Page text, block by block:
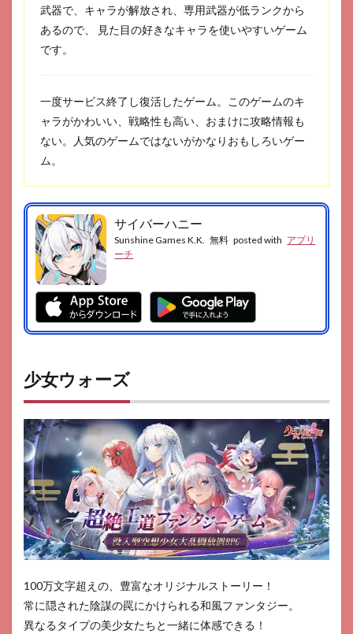
武器で、キャラが解放され、専用武器が低ランクから
あるので、 見た目の好きなキャラを使いやすいゲーム
です。
一度サービス終了し復活したゲーム。このゲームのキ
ャラがかわいい、戦略性も高い、おまけに攻略情報も
ない。人気のゲームではないがかなりおもしろいゲー
ム。
サイバーハニー
Sunshine Games K.K. 無料 posted with アプリ
ーチ
少女ウォーズ
100万文字超えの、豊富なオリジナルストーリー！
常に隠された陰謀の罠にかけられる和風ファンタジー。
異なるタイプの美少女たちと一緒に体感できる！